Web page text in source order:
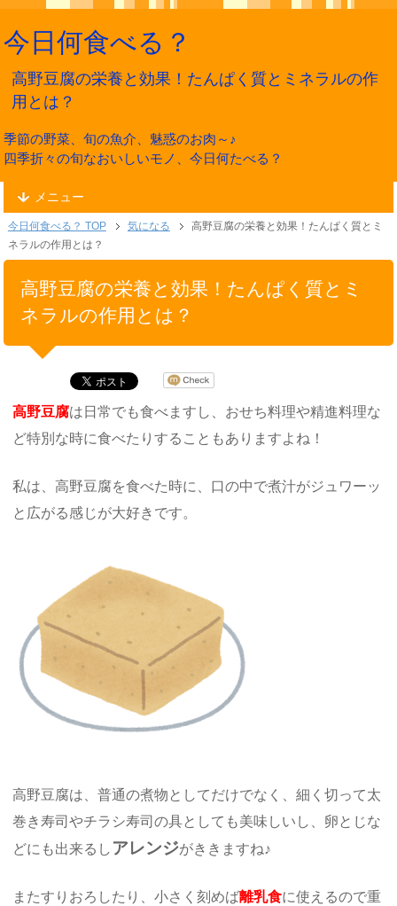
今日何食べる？
高野豆腐の栄養と効果！たんぱく質とミネラルの作
用とは？
季節の野菜、旬の魚介、魅惑のお肉～♪
四季折々の旬なおいしいモノ、今日何たべる？
メニュー
今日何食べる？ TOP 気になる
高野豆腐の栄養と効果！たんぱく質とミ
ネラルの作用とは？
高野豆腐の栄養と効果！たんぱく質とミ
ネラルの作用とは？
高野豆腐は日常でも食べますし、おせち料理や精進料理な
ど特別な時に食べたりすることもありますよね！
私は、高野豆腐を食べた時に、口の中で煮汁がジュワーッ
と広がる感じが大好きです。
高野豆腐は、普通の煮物としてだけでなく、細く切って太
巻き寿司やチラシ寿司の具としても美味しいし、卵とじな
どにも出来るし アレンジがききますね♪
またすりおろしたり、小さく刻めば離乳食に使えるので重